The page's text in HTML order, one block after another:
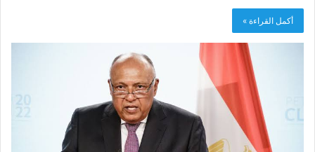
أكمل القراءة »